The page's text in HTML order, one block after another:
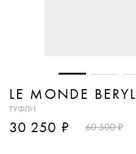
LE MONDE BERYL
ТУФЛИ
30 250 ₽ 60 500₽